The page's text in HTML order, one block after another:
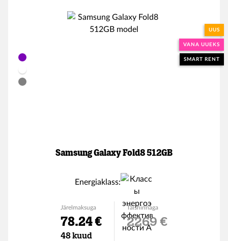
UUS
VANA UUEKS
SMART RENT
Samsung Galaxy Fold8 512GB
Energiaklass:
Järelmaksuga
78.24 €
48 kuud
Täishinnaga
2269 €